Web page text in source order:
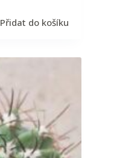
Přidat do košíku